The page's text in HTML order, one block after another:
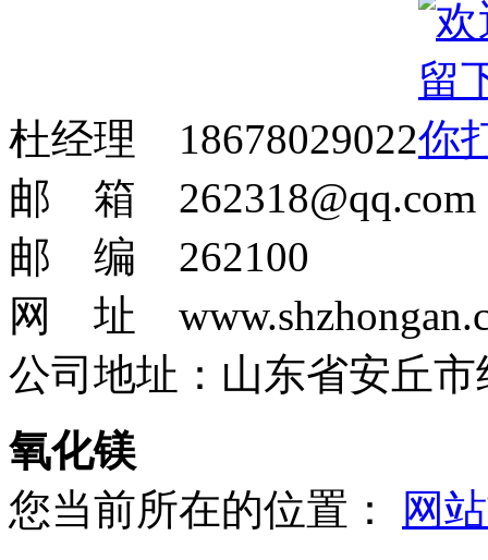
杜经理 18678029022
邮 箱 262318@qq.com
邮 编 262100
网 址
公司地址：山东省安丘
氧化镁
您当前所在的位置：
网